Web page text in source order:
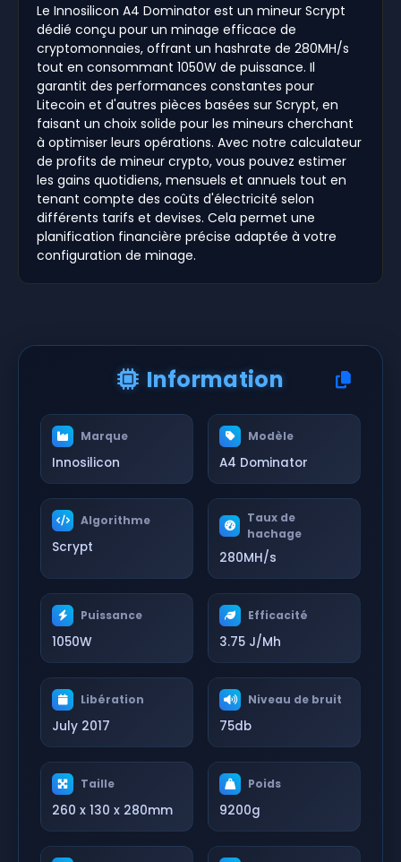
Le Innosilicon A4 Dominator est un mineur Scrypt
dédié conçu pour un minage efficace de
cryptomonnaies, offrant un hashrate de 280MH/s
tout en consommant 1050W de puissance. Il
garantit des performances constantes pour
Litecoin et d'autres pièces basées sur Scrypt, en
faisant un choix solide pour les mineurs cherchant
à optimiser leurs opérations. Avec notre calculateur
de profits de mineur crypto, vous pouvez estimer
les gains quotidiens, mensuels et annuels tout en
tenant compte des coûts d'électricité selon
différents tarifs et devises. Cela permet une
planification financière précise adaptée à votre
configuration de minage.
Information
Marque
Innosilicon
Modèle
A4 Dominator
Algorithme
Scrypt
Taux de
hachage
280MH/s
Puissance
1050W
Efficacité
3.75 J/Mh
Libération
July 2017
Niveau de bruit
75db
Taille
260 x 130 x 280mm
Poids
9200g